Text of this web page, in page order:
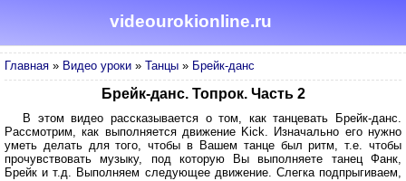
videourokionline.ru
Главная » Видео уроки » Танцы » Брейк-данс
Брейк-данс. Топрок. Часть 2
В этом видео рассказывается о том, как танцевать Брейк-данс.
Рассмотрим, как выполняется движение Kick. Изначально его нужно
уметь делать для того, чтобы в Вашем танце был ритм, т.е. чтобы
прочувствовать музыку, под которую Вы выполняете танец Фанк,
Брейк и т.д. Выполняем следующее движение. Слегка подпрыгиваем,